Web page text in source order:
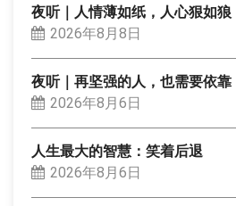
夜听｜人情薄如纸，人心狠如狼
2026年8月8日
夜听｜再坚强的人，也需要依靠
2026年8月6日
人生最大的智慧：笑着后退
2026年8月6日